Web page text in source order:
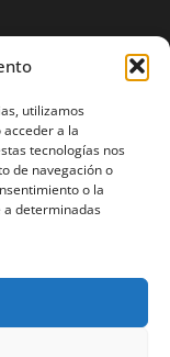
utilizamos
a la
tecnologías nos
de navegación o
o la
determinadas
en su